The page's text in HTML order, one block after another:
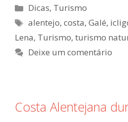
Categorias
Dicas, Turismo
Etiquetas
alentejo,costa,Galé,
Lena, Turismo, turismo
Deixe um comentário
Costa Alentejana